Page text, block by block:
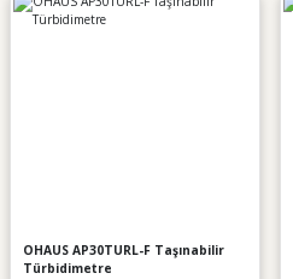
OHAUS AP30TURL-F Taşınabilir
Türbidimetre